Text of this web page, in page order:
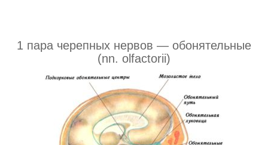
1 пара черепных нервов — обонятельные
(nn. olfactorii)